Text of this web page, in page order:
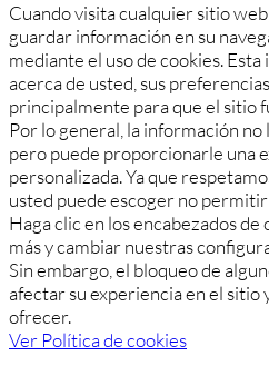
Cuando visita cualquier sitio
guardar información en su
mediante el uso de cookies.
acerca de usted, sus
principalmente para que el sitio
Por lo general, la información
pero puede proporcionarle una
personalizada. Ya que
usted puede escoger no
Haga clic en los encabezados
más y cambiar nuestras
Sin embargo, el bloqueo de
afectar su experiencia en el sitio
ofrecer.
Ver Política de cookies